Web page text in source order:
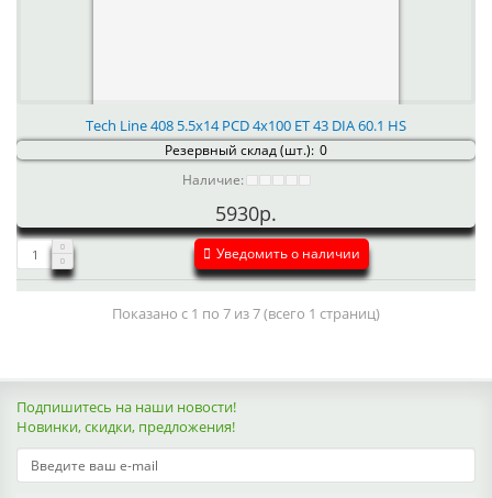
Tech Line 408 5.5x14 PCD 4x100 ET 43 DIA 60.1 HS
Резервный склад (шт.): 0
Наличие:
5930р.
Уведомить о наличии
Показано с 1 по 7 из 7 (всего 1 страниц)
Подпишитесь на наши новости!
Новинки, скидки, предложения!